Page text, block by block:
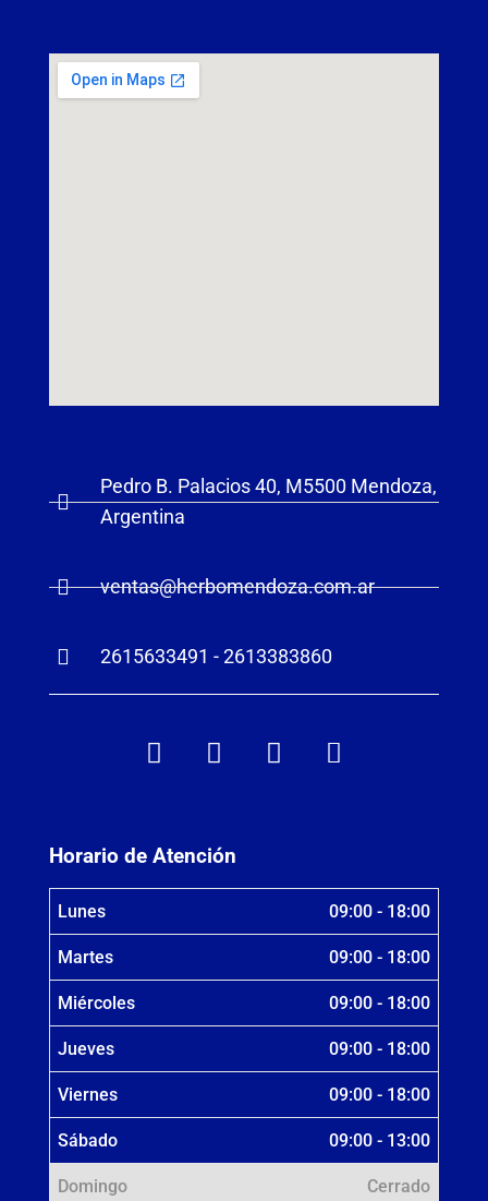
Pedro B. Palacios 40, M5500 Mendoza,
Argentina
ventas@herbomendoza.com.ar
2615633491 - 2613383860
Horario de Atención
Lunes 09:00 - 18:00
Martes 09:00 - 18:00
Miércoles 09:00 - 18:00
Jueves 09:00 - 18:00
Viernes 09:00 - 18:00
Sábado 09:00 - 13:00
Domingo Cerrado